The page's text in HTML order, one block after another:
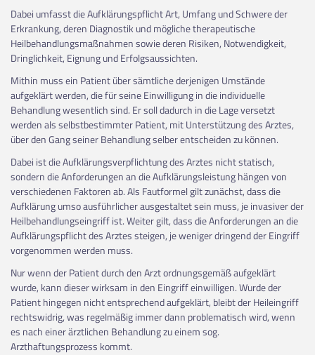
Dabei umfasst die Aufklärungspflicht Art, Umfang und Schwere der
Erkrankung, deren Diagnostik und mögliche therapeutische
Heilbehandlungsmaßnahmen sowie deren Risiken, Notwendigkeit,
Dringlichkeit, Eignung und Erfolgsaussichten.
Mithin muss ein Patient über sämtliche derjenigen Umstände
aufgeklärt werden, die für seine Einwilligung in die individuelle
Behandlung wesentlich sind. Er soll dadurch in die Lage versetzt
werden als selbstbestimmter Patient, mit Unterstützung des Arztes,
über den Gang seiner Behandlung selber entscheiden zu können.
Dabei ist die Aufklärungsverpflichtung des Arztes nicht statisch,
sondern die Anforderungen an die Aufklärungsleistung hängen von
verschiedenen Faktoren ab. Als Fautformel gilt zunächst, dass die
Aufklärung umso ausführlicher ausgestaltet sein muss, je invasiver der
Heilbehandlungseingriff ist. Weiter gilt, dass die Anforderungen an die
Aufklärungspflicht des Arztes steigen, je weniger dringend der Eingriff
vorgenommen werden muss.
Nur wenn der Patient durch den Arzt ordnungsgemäß aufgeklärt
wurde, kann dieser wirksam in den Eingriff einwilligen. Wurde der
Patient hingegen nicht entsprechend aufgeklärt, bleibt der Heileingriff
rechtswidrig, was regelmäßig immer dann problematisch wird, wenn
es nach einer ärztlichen Behandlung zu einem sog.
Arzthaftungsprozess kommt.